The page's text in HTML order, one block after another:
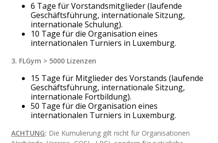
6 Tage für Vorstandsmitglieder (laufende
Geschäftsführung, internationale Sitzung,
internationale Schulung).
10 Tage für die Organisation eines
internationalen Turniers in Luxemburg.
3. FLGym > 5000 Lizenzen
15 Tage für Mitglieder des Vorstands (laufende
Geschäftsführung, internationale Sitzung,
internationale Fortbildung).
50 Tage für die Organisation eines
internationalen Turniers in Luxemburg.
ACHTUNG: Die Kumulierung gilt nicht für Organisationen